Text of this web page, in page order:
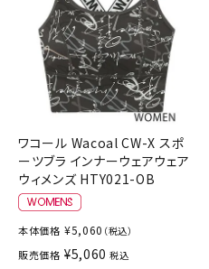
ワコール Wacoal CW-X スポ
ーツブラ インナーウェアウェア
ウィメンズ HTY021-OB
本体価格 ¥5,060 （税込）
販売価格 ¥5,060 税込